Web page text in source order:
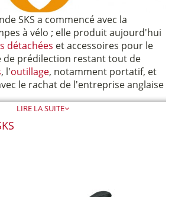
SKS a commencé avec la
à vélo ; elle produit aujourd'hui
détachées et accessoires pour le
de prédilection restant tout de
, l'outillage, notamment portatif, et
le rachat de l'entreprise anglaise
LIRE LA SUITE